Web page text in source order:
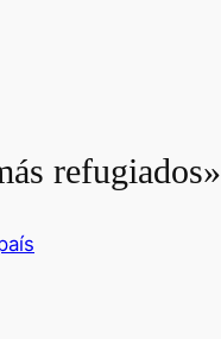
refugiados»